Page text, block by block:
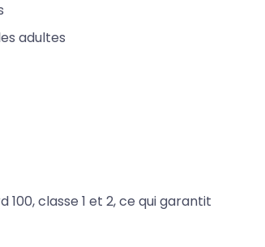
adultes
classe 1 et 2, ce qui garantit